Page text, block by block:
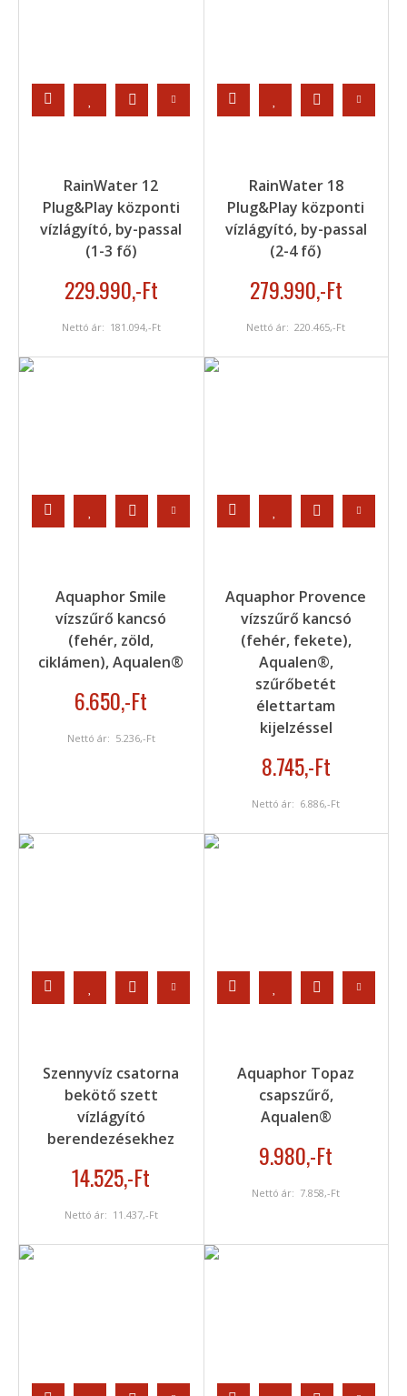
RainWater 12
Plug&Play központi
vízlágyító, by-passal
(1-3 fő)
229.990,-Ft
Nettó ár: 181.094,-Ft
RainWater 18
Plug&Play központi
vízlágyító, by-passal
(2-4 fő)
279.990,-Ft
Nettó ár:220.465,-Ft
Aquaphor Smile
vízszűrő kancsó
(fehér, zöld,
ciklámen), Aqualen®
6.650,-Ft
Nettó ár: 5.236,-Ft
Aquaphor Provence
vízszűrő kancsó
(fehér, fekete),
Aqualen®,
szűrőbetét
élettartam
kijelzéssel
8.745,-Ft
Nettó ár: 6.886,-Ft
Szennyvíz csatorna
bekötő szett
vízlágyító
berendezésekhez
14.525,-Ft
Nettó ár: 11.437,-Ft
Aquaphor Topaz
csapszűrő,
Aqualen®
9.980,-Ft
Nettó ár: 7.858,-Ft